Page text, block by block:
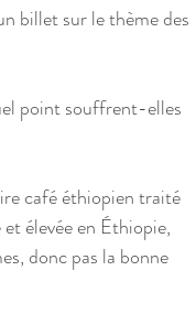
billet sur le thème des
point souffrent-elles
café éthiopien traité
élevée en Éthiopie,
donc pas la bonne